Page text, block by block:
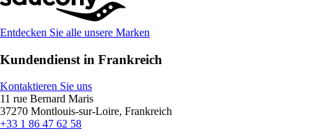
Entdecken Sie alle unsere Marken
Kundendienst in Frankreich
Kontaktieren Sie uns
11 rue Bernard Maris
37270 Montlouis-sur-Loire, Frankreich
+33 1 86 47 62 58